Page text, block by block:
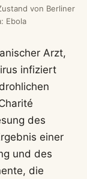
von Berliner
Ebola
Arzt,
infiziert
des
einer
und des
die